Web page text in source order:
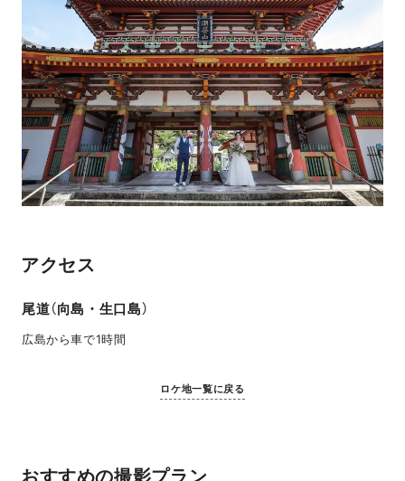
アクセス
尾道（向島・生口島）
広島から車で1時間
ロケ地一覧に戻る
おすすめの撮影プラン